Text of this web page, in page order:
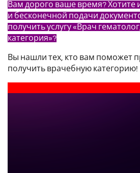
Вам дорого ваше время? Хотите
и бесконечной подачи
получить услугу «Врач
категория»?
Вы нашли тех, кто вам поможет
получить врачебную категорию!